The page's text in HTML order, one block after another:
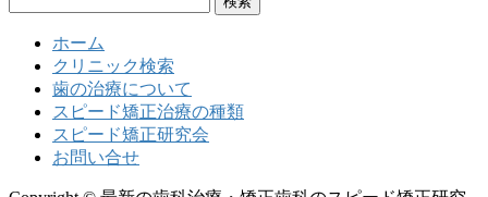
ホーム
クリニック検索
歯の治療について
スピード矯正治療の種類
スピード矯正研究会
お問い合せ